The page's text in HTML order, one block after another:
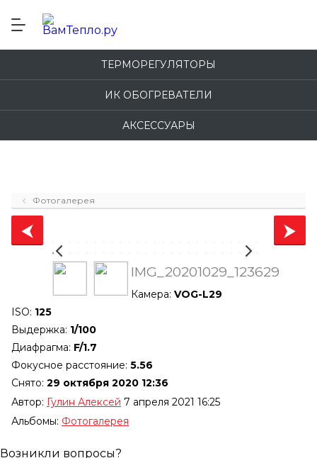
ТЕРМОРЕГУЛЯТОРЫ
ИК ОБОГРЕВАТЕЛИ
АКСЕССУАРЫ
Фотогалерея
IMG_20201029_123629
Камера: VOG-L29
ISO: 125
Выдержка: 1/100
Диафрагма: F/1.7
Фокусное расстояние: 5.56
Снято: 29 октября 2020 12:36
Автор: Гулин Алексей 7 апреля 2021 16:25
Альбомы: Фотогалерея
Возникли вопросы?